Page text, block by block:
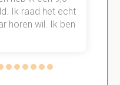
Ik raad het echt
horen wil. Ik ben